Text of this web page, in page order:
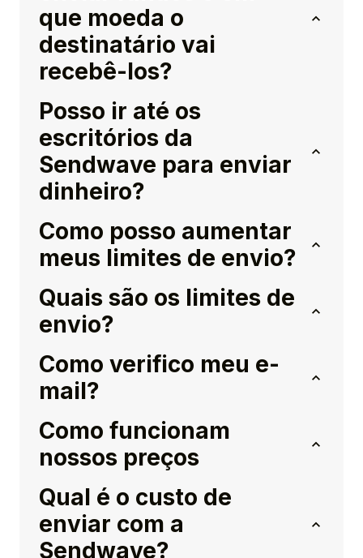
que moeda o
destinatário vai
recebê-los?
Posso ir até os
escritórios da
Sendwave para enviar
dinheiro?
Como posso aumentar
meus limites de envio?
Quais são os limites de
envio?
Como verifico meu e-
mail?
Como funcionam
nossos preços
Qual é o custo de
enviar com a
Sendwave?